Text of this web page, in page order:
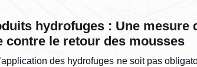
hydrofuges : Une mesure
contre le retour des mousses
des hydrofuges ne soit pas